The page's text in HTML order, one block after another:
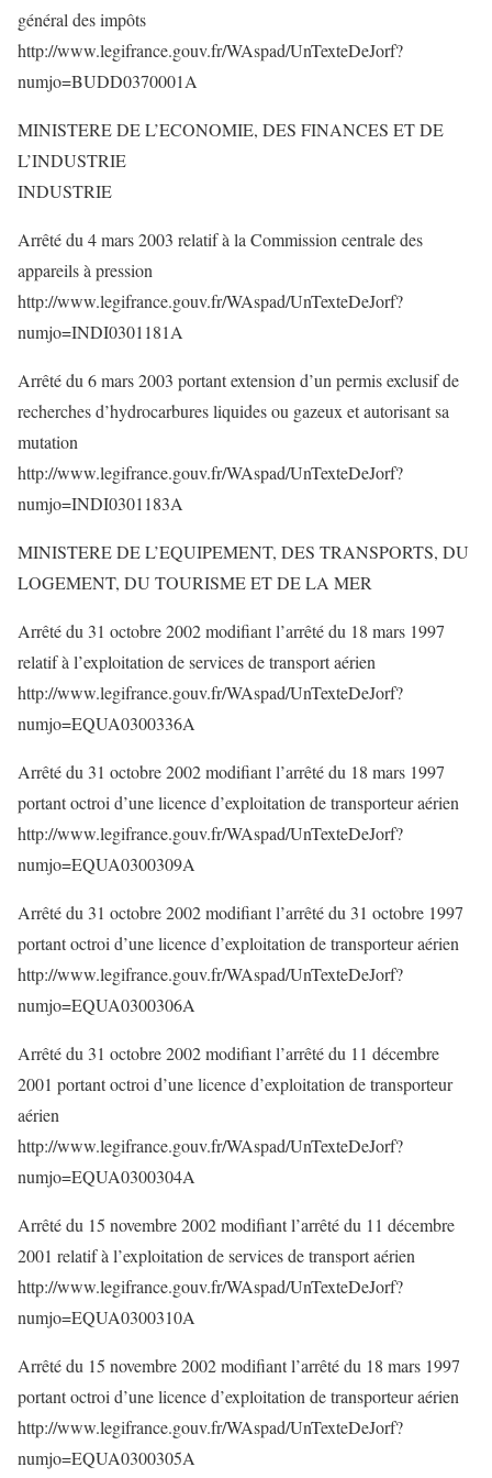
général des impôts
http://www.legifrance.gouv.fr/WAspad/UnTexteDeJorf?
numjo=BUDD0370001A
MINISTERE DE L’ECONOMIE, DES FINANCES ET DE
L’INDUSTRIE
INDUSTRIE
Arrêté du 4 mars 2003 relatif à la Commission centrale des
appareils à pression
http://www.legifrance.gouv.fr/WAspad/UnTexteDeJorf?
numjo=INDI0301181A
Arrêté du 6 mars 2003 portant extension d’un permis exclusif de
recherches d’hydrocarbures liquides ou gazeux et autorisant sa
mutation
http://www.legifrance.gouv.fr/WAspad/UnTexteDeJorf?
numjo=INDI0301183A
MINISTERE DE L’EQUIPEMENT, DES TRANSPORTS, DU
LOGEMENT, DU TOURISME ET DE LA MER
Arrêté du 31 octobre 2002 modifiant l’arrêté du 18 mars 1997
relatif à l’exploitation de services de transport aérien
http://www.legifrance.gouv.fr/WAspad/UnTexteDeJorf?
numjo=EQUA0300336A
Arrêté du 31 octobre 2002 modifiant l’arrêté du 18 mars 1997
portant octroi d’une licence d’exploitation de transporteur aérien
http://www.legifrance.gouv.fr/WAspad/UnTexteDeJorf?
numjo=EQUA0300309A
Arrêté du 31 octobre 2002 modifiant l’arrêté du 31 octobre 1997
portant octroi d’une licence d’exploitation de transporteur aérien
http://www.legifrance.gouv.fr/WAspad/UnTexteDeJorf?
numjo=EQUA0300306A
Arrêté du 31 octobre 2002 modifiant l’arrêté du 11 décembre
2001 portant octroi d’une licence d’exploitation de transporteur
aérien
http://www.legifrance.gouv.fr/WAspad/UnTexteDeJorf?
numjo=EQUA0300304A
Arrêté du 15 novembre 2002 modifiant l’arrêté du 11 décembre
2001 relatif à l’exploitation de services de transport aérien
http://www.legifrance.gouv.fr/WAspad/UnTexteDeJorf?
numjo=EQUA0300310A
Arrêté du 15 novembre 2002 modifiant l’arrêté du 18 mars 1997
portant octroi d’une licence d’exploitation de transporteur aérien
http://www.legifrance.gouv.fr/WAspad/UnTexteDeJorf?
numjo=EQUA0300305A